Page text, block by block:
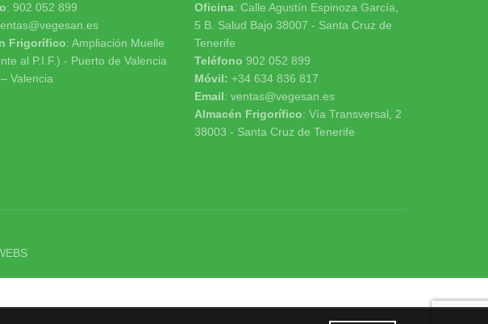
: 902 052 899
Frigorífico: Ampliación Muelle
al P.I.F.) - Puerto de Valencia
Valencia
Oficina: Calle Agustín Espinoza García,
5 B. Salud Bajo 38007 - Santa Cruz de
Tenerife
Teléfono 902 052 899
Móvil: +34 634 836 817
Email: ventas@vegesan.es
Almacén Frigorífico: Vía Transversal, 2
38003 - Santa Cruz de Tenerife